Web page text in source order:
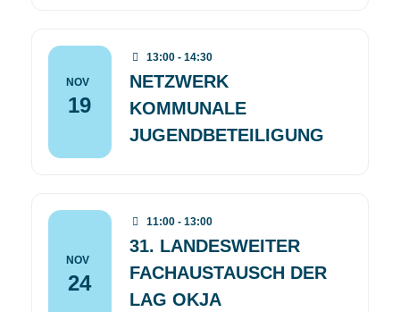
NOV
19
13:00 - 14:30
NETZWERK
KOMMUNALE
JUGENDBETEILIGUNG
NOV
24
11:00 - 13:00
31. LANDESWEITER
FACHAUSTAUSCH DER
LAG OKJA